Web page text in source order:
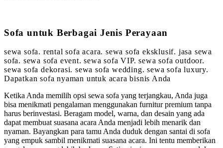
Sofa untuk Berbagai Jenis Perayaan
sewa sofa. rental sofa acara. sewa sofa eksklusif. jasa sewa
sofa. sewa sofa event. sewa sofa VIP. sewa sofa outdoor.
sewa sofa dekorasi. sewa sofa wedding. sewa sofa luxury.
Dapatkan sofa nyaman untuk acara bisnis Anda
Ketika Anda memilih opsi sewa sofa yang terjangkau, Anda juga
bisa menikmati pengalaman menggunakan furnitur premium tanpa
harus berinvestasi. Beragam model, warna, dan desain yang ada
dapat membuat suasana acara Anda menjadi lebih menarik dan
nyaman. Bayangkan para tamu Anda duduk dengan santai di sofa
yang empuk sambil menikmati suasana acara. Ini tentu memberikan